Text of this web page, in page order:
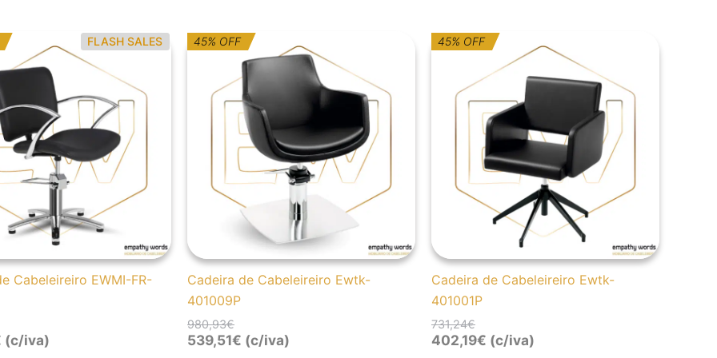
FLASH SALES
Cabeleireiro EWMI-FR-
(c/iva)
45% OFF
Cadeira de Cabeleireiro Ewtk-
401009P
980,93€
O
preço
original
era:
980,93€.
O
preço
atual
é:
539,51€.
539,51€ (c/iva)
45% OFF
Cadeira de Cabeleireiro Ewtk-
401001P
731,24€
O
preço
original
era:
O
preço
atual
é:
402,19€ (c/iva)